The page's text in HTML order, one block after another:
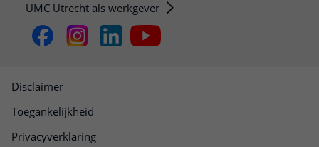
UMC Utrecht als werkgever
Disclaimer
Toegankelijkheid
Privacyverklaring